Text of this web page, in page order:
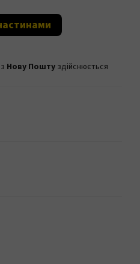
Нову Пошту здійснюється